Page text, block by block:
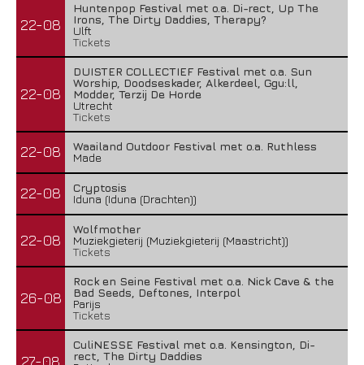
22-08
Huntenpop Festival met o.a. Di-rect, Up The
Irons, The Dirty Daddies, Therapy?
Ulft
Tickets
22-08
DUISTER COLLECTIEF Festival met o.a. Sun
Worship, Doodseskader, Alkerdeel, Ggu:ll,
Modder, Terzij De Horde
Utrecht
Tickets
22-08
Waailand Outdoor Festival met o.a. Ruthless
Made
22-08
Cryptosis
Iduna (Iduna (Drachten))
22-08
Wolfmother
Muziekgieterij (Muziekgieterij (Maastricht))
Tickets
26-08
Rock en Seine Festival met o.a. Nick Cave & the
Bad Seeds, Deftones, Interpol
Parijs
Tickets
27-08
CuliNESSE Festival met o.a. Kensington, Di-
rect, The Dirty Daddies